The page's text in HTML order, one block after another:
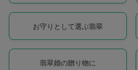
お守りとして選ぶ翡翠
翡翠婚の贈り物に